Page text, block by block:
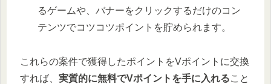
るゲームや、バナーをクリックするだけのコン
テンツでコツコツポイントを貯められます。
これらの案件で獲得したポイントをVポイントに交換
すれば、 実質的に無料でVポイントを手に入れること